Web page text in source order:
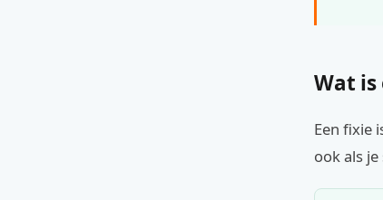
Wat
Een fixie
ook als